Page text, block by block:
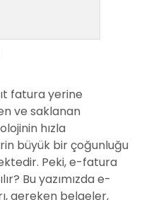
fatura yerine
ve saklanan
hızla
büyük bir çoğunluğu
Peki, e-fatura
Bu yazımızda e-
gereken belgeler,